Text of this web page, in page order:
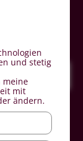
und stetig
meine
mit
ändern.